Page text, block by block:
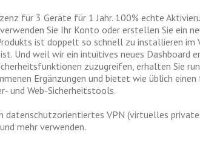
für 3 Geräte für 1 Jahr. 100% echte
Sie Ihr Konto oder erstellen Sie ein
ist doppelt so schnell zu installieren im
Und weil wir ein intuitives neues Dashboard
zuzugreifen, erhalten Sie
Ergänzungen und bietet wie üblich
und Web-Sicherheitstools.
datenschutzorientiertes VPN (virtuelles
mehr verwenden.